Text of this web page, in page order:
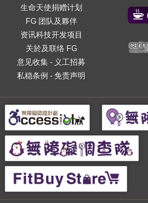
生命天使捐赠计划
FG 团队及夥伴
资讯科技开发项目
关於及联络 FG
意见收集 - 义工招募
私稳条例 - 免责声明